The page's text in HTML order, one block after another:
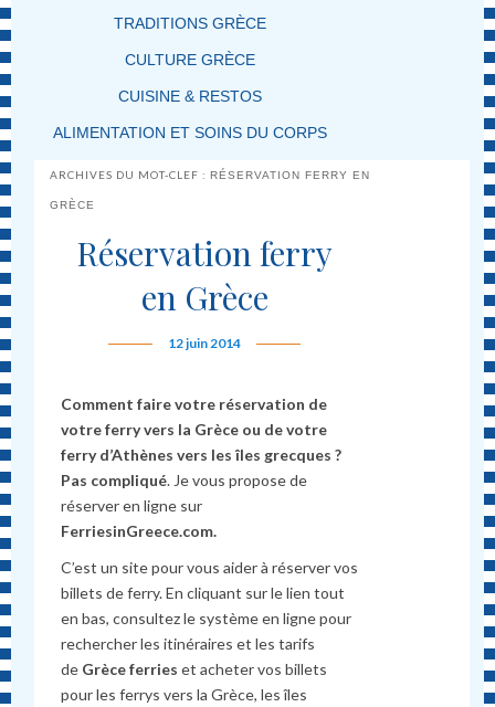
TRADITIONS GRÈCE
CULTURE GRÈCE
CUISINE & RESTOS
ALIMENTATION ET SOINS DU CORPS
ARCHIVES DU MOT-CLEF :RÉSERVATION FERRY EN
GRÈCE
Réservation ferry
en Grèce
12 juin 2014
Comment faire votre réservation de
votre ferry vers la Grèce ou de votre
ferry d’Athènes vers les îles grecques ?
Pas compliqué. Je vous propose de
réserver en ligne sur
FerriesinGreece.com.
C’est un site pour vous aider à réserver vos
billets de ferry. En cliquant sur le lien tout
en bas, consultez le système en ligne pour
rechercher les itinéraires et les tarifs
de Grèce ferrieset acheter vos billets
pour les ferrys vers la Grèce, les îles